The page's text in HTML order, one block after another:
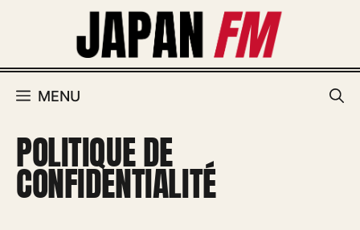
MENU
POLITIQUE DE
CONFIDENTIALITÉ